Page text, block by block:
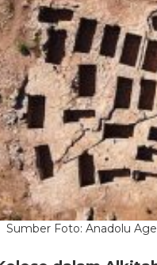
Sumber Foto: Anadolu